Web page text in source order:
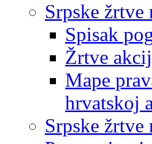
Srpske
Spisak
Žrtve
Mape
hrvatskoj
Srpske